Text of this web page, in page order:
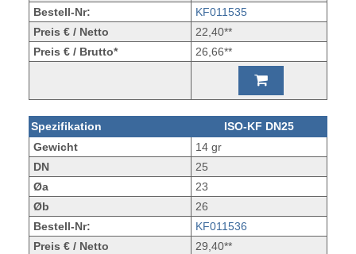
Bestell-Nr:
KF011535
Preis € / Netto
22,40**
Preis € / Brutto*
26,66**
Spezifikation
ISO-KF DN25
Gewicht
14 gr
DN
25
Øa
23
Øb
26
Bestell-Nr:
KF011536
Preis € / Netto
29,40**